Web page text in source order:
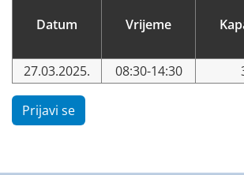
Datum Vrijeme
27.03.2025. 08:30-14:30
Prijavi se